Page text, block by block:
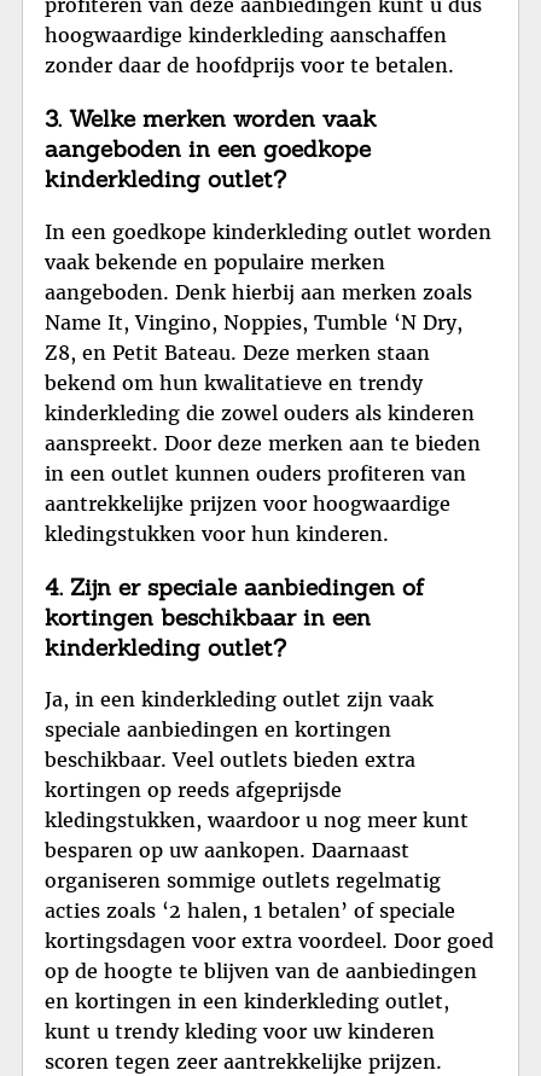
profiteren van deze aanbiedingen kunt u dus
hoogwaardige kinderkleding aanschaffen
zonder daar de hoofdprijs voor te betalen.
3. Welke merken worden vaak
aangeboden in een goedkope
kinderkleding outlet?
In een goedkope kinderkleding outlet worden
vaak bekende en populaire merken
aangeboden. Denk hierbij aan merken zoals
Name It, Vingino, Noppies, Tumble ‘N Dry,
Z8, en Petit Bateau. Deze merken staan
bekend om hun kwalitatieve en trendy
kinderkleding die zowel ouders als kinderen
aanspreekt. Door deze merken aan te bieden
in een outlet kunnen ouders profiteren van
aantrekkelijke prijzen voor hoogwaardige
kledingstukken voor hun kinderen.
4. Zijn er speciale aanbiedingen of
kortingen beschikbaar in een
kinderkleding outlet?
Ja, in een kinderkleding outlet zijn vaak
speciale aanbiedingen en kortingen
beschikbaar. Veel outlets bieden extra
kortingen op reeds afgeprijsde
kledingstukken, waardoor u nog meer kunt
besparen op uw aankopen. Daarnaast
organiseren sommige outlets regelmatig
acties zoals ‘2 halen, 1 betalen’ of speciale
kortingsdagen voor extra voordeel. Door goed
op de hoogte te blijven van de aanbiedingen
en kortingen in een kinderkleding outlet,
kunt u trendy kleding voor uw kinderen
scoren tegen zeer aantrekkelijke prijzen.